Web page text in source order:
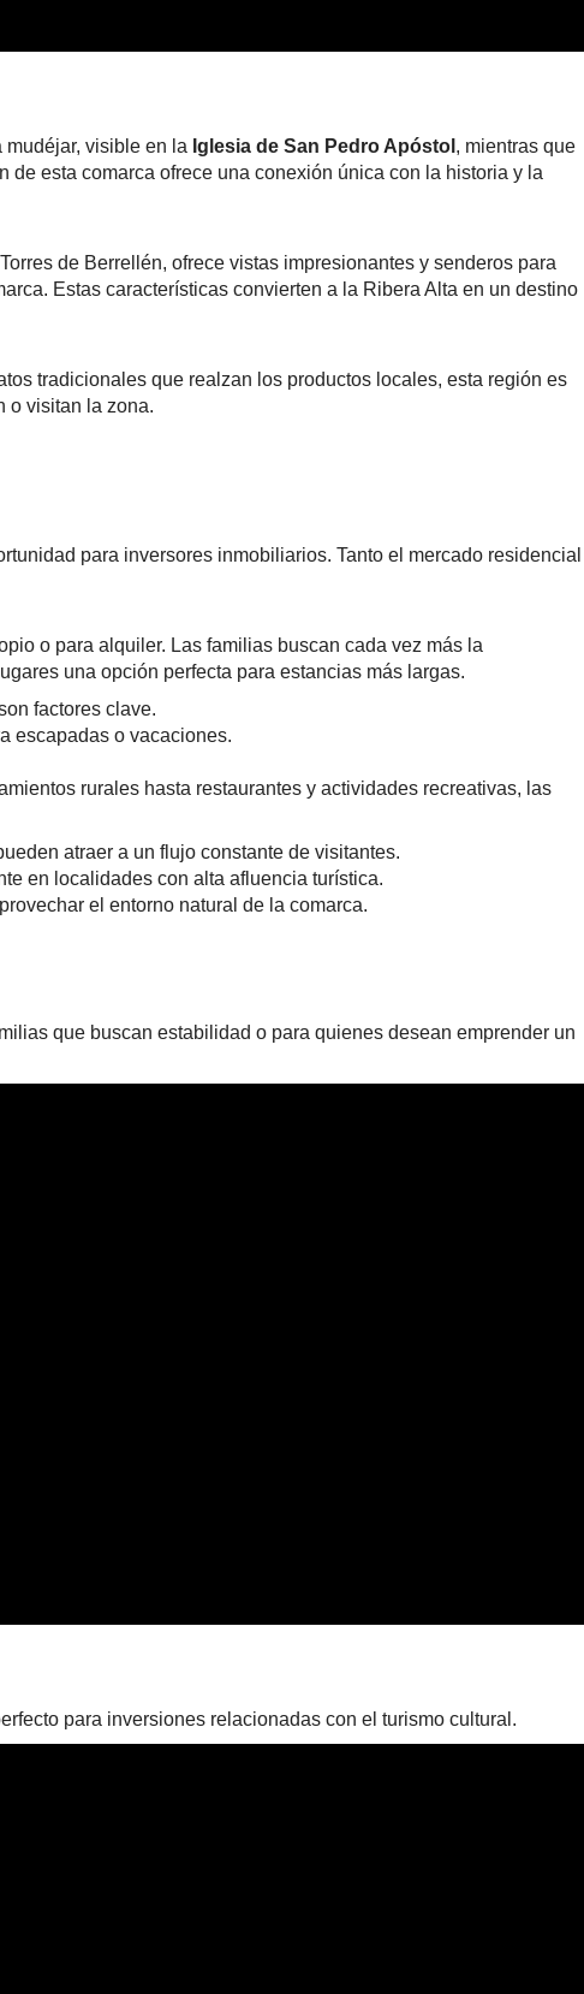
mudéjar, visible en la Iglesia de San Pedro Apóstol , mientras que
de esta comarca ofrece una conexión única con la historia y la
de Berrellén, ofrece vistas impresionantes y senderos para
Estas características convierten a la Ribera Alta en un destino
tradicionales que realzan los productos locales, esta región es
o visitan la zona.
para inversores inmobiliarios. Tanto el mercado residencial
o para alquiler. Las familias buscan cada vez más la
una opción perfecta para estancias más largas.
factores clave.
escapadas o vacaciones.
rurales hasta restaurantes y actividades recreativas, las
atraer a un flujo constante de visitantes.
en localidades con alta afluencia turística.
el entorno natural de la comarca.
que buscan estabilidad o para quienes desean emprender un
para inversiones relacionadas con el turismo cultural.